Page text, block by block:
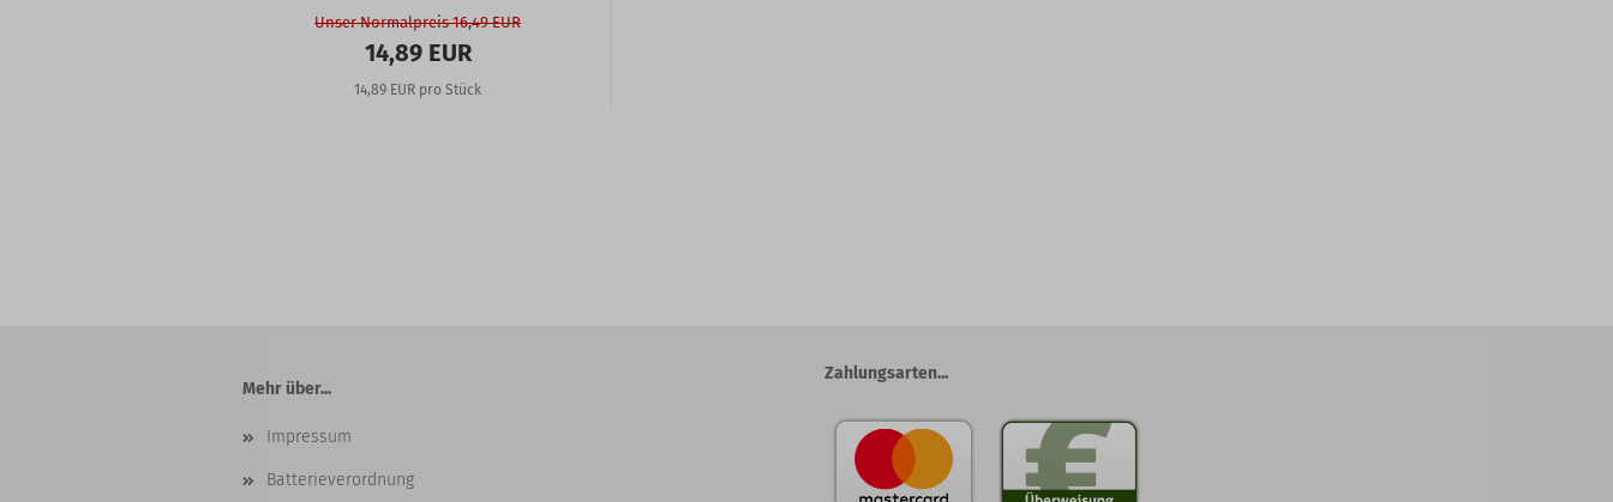
Unser Normalpreis 16,49 EUR
14,89 EUR
14,89 EUR pro Stück
Mehr über...
Impressum
Batterieverordnung
Zahlungsarten...